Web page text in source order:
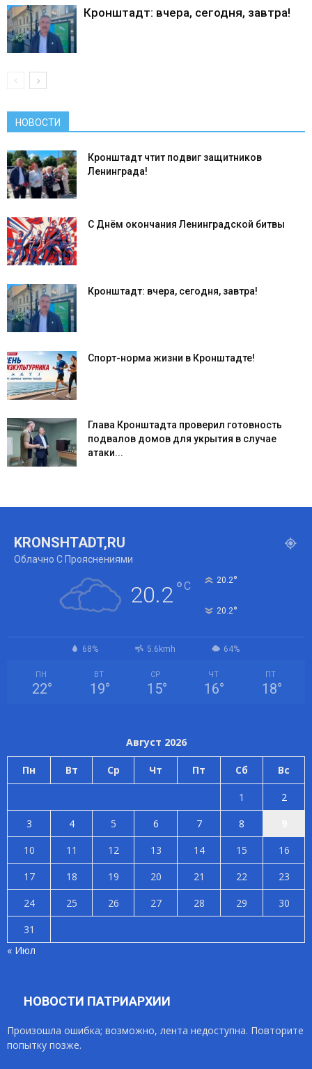
Кронштадт: вчера, сегодня, завтра!
НОВОСТИ
Кронштадт чтит подвиг защитников
Ленинграда!
С Днём окончания Ленинградской битвы
Кронштадт: вчера, сегодня, завтра!
Спорт-норма жизни в Кронштадте!
Глава Кронштадта проверил готовность
подвалов домов для укрытия в случае
атаки...
KRONSHTADT,RU
Облачно С Прояснениями
20.2°C 20.2°
20.2°
68% 5.6kmh 64%
ПН
22°
ВТ
19°
СР
15°
ЧТ
16°
ПТ
18°
Август 2026
Пн Вт Ср Чт Пт Сб Вс
1
2
3
4 5 6 7 8
10
11 12 13 14 15
16
17
18 19 20 21 22
23
24
25 26 27 28 29
30
31
« Июл
НОВОСТИ ПАТРИАРХИИ
Произошла ошибка; возможно, лента недоступна. Повторите
попытку позже.